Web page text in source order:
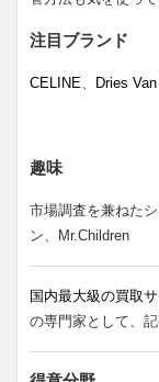
注目ブランド
CELINE、 Dries
趣味
市場調査を兼ねた
ン、Mr.Children
国内最大級の買取
の専門家として、